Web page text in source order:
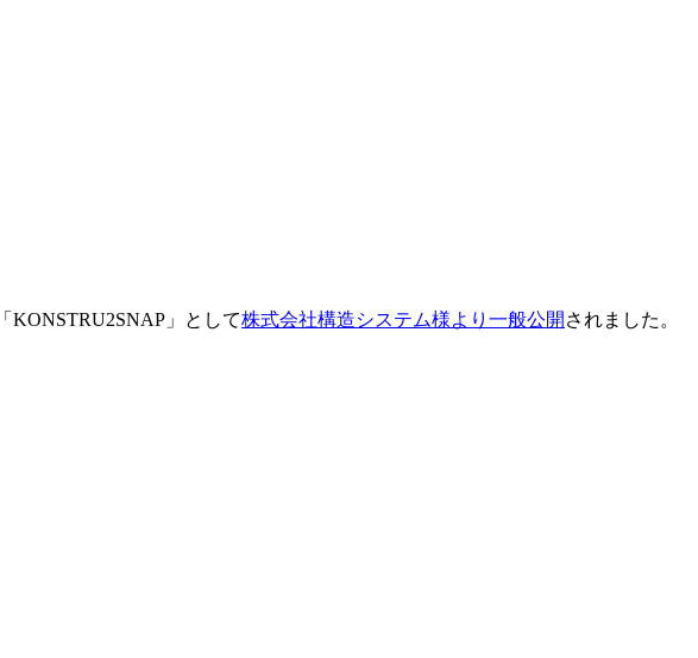
KONSTRU2SNAP」として株式会社構造システム様より一般公開 されました。